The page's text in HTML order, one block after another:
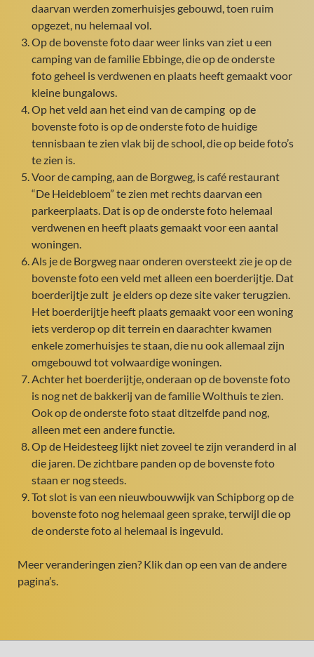
daarvan werden zomerhuisjes gebouwd, toen ruim
opgezet, nu helemaal vol.
Op de bovenste foto daar weer links van ziet u een
camping van de familie Ebbinge, die op de onderste
foto geheel is verdwenen en plaats heeft gemaakt voor
kleine bungalows.
Op het veld aan het eind van de camping op de
bovenste foto is op de onderste foto de huidige
tennisbaan te zien vlak bij de school, die op beide foto’s
te zien is.
Voor de camping, aan de Borgweg, is café restaurant
“De Heidebloem” te zien met rechts daarvan een
parkeerplaats. Dat is op de onderste foto helemaal
verdwenen en heeft plaats gemaakt voor een aantal
woningen.
Als je de Borgweg naar onderen oversteekt zie je op de
bovenste foto een veld met alleen een boerderijtje. Dat
boerderijtje zult je elders op deze site vaker terugzien.
Het boerderijtje heeft plaats gemaakt voor een woning
iets verderop op dit terrein en daarachter kwamen
enkele zomerhuisjes te staan, die nu ook allemaal zijn
omgebouwd tot volwaardige woningen.
Achter het boerderijtje, onderaan op de bovenste foto
is nog net de bakkerij van de familie Wolthuis te zien.
Ook op de onderste foto staat ditzelfde pand nog,
alleen met een andere functie.
Op de Heidesteeg lijkt niet zoveel te zijn veranderd in al
die jaren. De zichtbare panden op de bovenste foto
staan er nog steeds.
Tot slot is van een nieuwbouwwijk van Schipborg op de
bovenste foto nog helemaal geen sprake, terwijl die op
de onderste foto al helemaal is ingevuld.
Meer veranderingen zien? Klik dan op een van de andere
pagina’s.